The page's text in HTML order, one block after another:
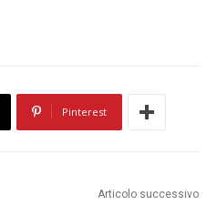
Pinterest
Articolo successivo